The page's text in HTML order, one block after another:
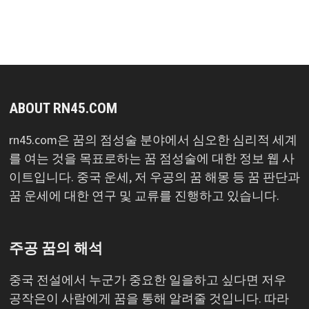
ABOUT RN45.COM
rn45.com은 꿈의 점성술 분야에서 심오한 심리적 세계
를 여는 것을 목표로하는 꿈 점성술에 대한 정보 웹 사
이트입니다. 중국 운세, 저 우공의 꿈 해몽 등 꿈 판단과
꿈 운세에 대한 연구 및 교류를 진행하고 있습니다.
주공 꿈의 해석
중국 전설에서 누군가 중요한 일을하고 싶다면 저우
공작은이 사람에게 꿈을 통해 알려줄 것입니다. 따라